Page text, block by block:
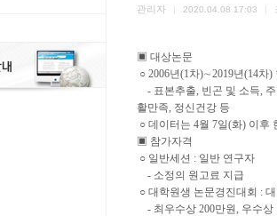
관리자 2020.04.08 17:03
▣ 대상논문
○ 2006년(1차)∼2019년(14차
- 표본추출, 빈곤 및 소득,
활만족, 정신건강 등
○ 데이터는 4월 7일(화) 이후
▣ 참가자격
○ 일반세션 : 일반 연구자
- 소정의 원고료 지급
○ 대학원생 논문경진대회 :
- 최우수상 200만원, 우수상